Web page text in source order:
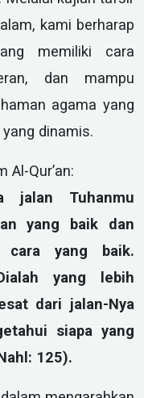
kami berharap
memiliki cara
dan mampu
agama yang
dinamis.
Al-Qur’an:
jalan Tuhanmu
yang baik dan
cara yang baik.
yang lebih
dari jalan-Nya
siapa yang
125).